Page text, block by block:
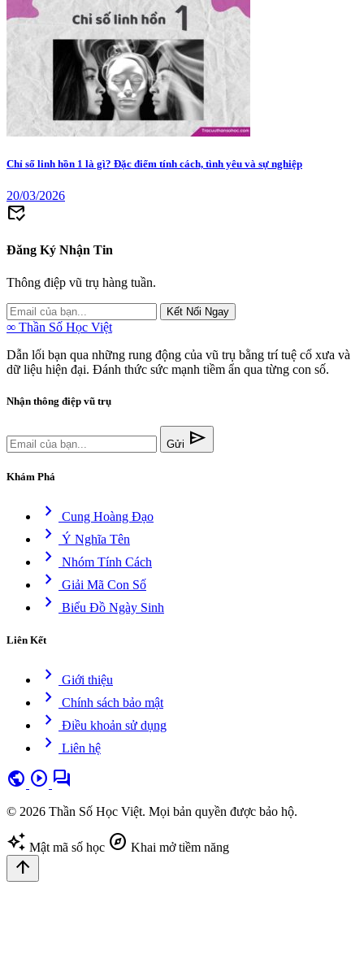
Chỉ số linh hồn 1 là gì? Đặc điểm tính cách, tình yêu và sự nghiệp
20/03/2026
mark_email_read
Đăng Ký Nhận Tin
Thông điệp vũ trụ hàng tuần.
Kết Nối Ngay
∞ Thần Số Học Việt
Dẫn lối bạn qua những rung động của vũ trụ bằng trí tuệ cổ xưa và
dữ liệu hiện đại. Đánh thức sức mạnh tiềm ẩn qua từng con số.
Nhận thông điệp vũ trụ
Gửi send
Khám Phá
chevron_right Cung Hoàng Đạo
chevron_right Ý Nghĩa Tên
chevron_right Nhóm Tính Cách
chevron_right Giải Mã Con Số
chevron_right Biểu Đồ Ngày Sinh
Liên Kết
chevron_right Giới thiệu
chevron_right Chính sách bảo mật
chevron_right Điều khoản sử dụng
chevron_right Liên hệ
public play_circle forum
© 2026 Thần Số Học Việt. Mọi bản quyền được bảo hộ.
auto_awesome Mật mã số học explore Khai mở tiềm năng
arrow_upward